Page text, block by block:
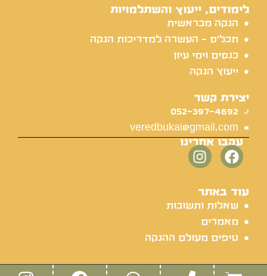
לימודים, ייעוץ והשתלמויות
הנקה מבראשית
תכל'ס - העשרה למדריכות הנקה
כנסים וימי עיון
ייעוץ הנקה
יצירת קשר
052-397-4692
veredbukai@gmail.com
עקבו אחרינו
עוד באתר
שאלות ותשובות
מאמרים
טיפים מעולם ההנקה